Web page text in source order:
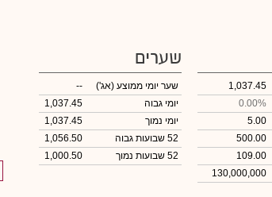
1,037.45
0.00%
5.00
500.00
109.00
130,000,000
שערים
שער יומי ממוצע (אג')
--
יומי גבוה
1,037.45
יומי נמוך
1,037.45
52 שבועות גבוה
1,056.50
52 שבועות נמוך
1,000.50